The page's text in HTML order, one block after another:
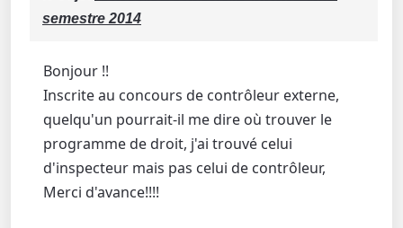
semestre 2014
Bonjour !!
Inscrite au concours de contrôleur externe,
quelqu'un pourrait-il me dire où trouver le
programme de droit, j'ai trouvé celui
d'inspecteur mais pas celui de contrôleur,
Merci d'avance!!!!